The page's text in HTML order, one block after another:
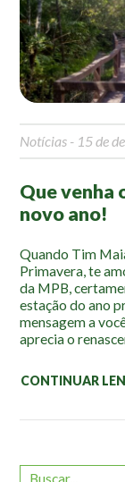
Mapa
Fauna e
Aranhas
Palmeira
Borboletas
Cambuci
Liquens
Tucano do
Educação
Terceira
Notícias - 15 de
Que venha
novo ano!
Quando Tim
Primavera, te
da MPB,
estação do ano
mensagem a
aprecia o
CONTINUAR